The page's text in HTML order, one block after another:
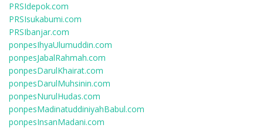
PRSIdepok.com
PRSIsukabumi.com
PRSIbanjar.com
ponpesIhyaUlumuddin.com
ponpesJabalRahmah.com
ponpesDarulKhairat.com
ponpesDarulMuhsinin.com
ponpesNurulHudas.com
ponpesMadinatuddiniyahBabul.com
ponpesInsanMadani.com